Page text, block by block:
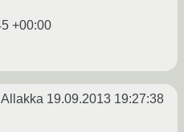
+00:00
19.09.2013 19:27:38